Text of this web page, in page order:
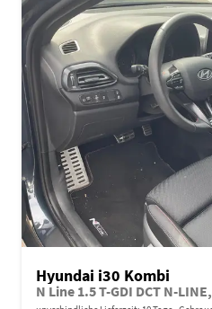
Hyundai i30 Kombi
N Line 1.5 T-GDI DCT N-